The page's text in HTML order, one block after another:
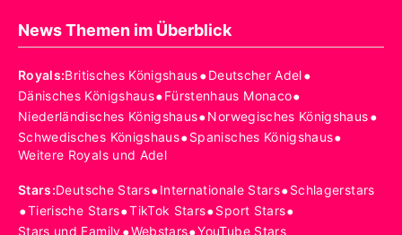
News Themen im Überblick
Royals:Britisches Königshaus•Deutscher Adel•
Dänisches Königshaus•Fürstenhaus Monaco•
Niederländisches Königshaus•Norwegisches Königshaus•
Schwedisches Königshaus•Spanisches Königshaus•
Weitere Royals und Adel
Stars:Deutsche Stars•Internationale Stars•Schlagerstars
•Tierische Stars•TikTok Stars•Sport Stars•
Stars und Family Webstars YouTube Stars